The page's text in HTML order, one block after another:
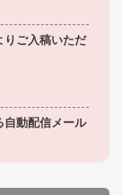
りご入稿いただ
自動配信メール